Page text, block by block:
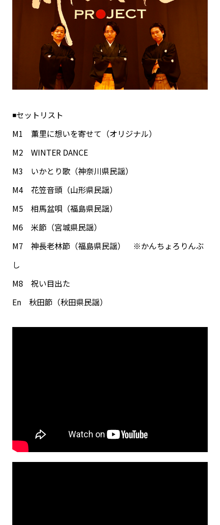
◾️セットリスト
M1 薫里に想いを寄せて（オリジナル）
M2 WINTER DANCE
M3 いかとり歌（神奈川県民謡）
M4 花笠音頭（山形県民謡）
M5 相馬盆唄（福島県民謡）
M6 米節（宮城県民謡）
M7 神長老林節（福島県民謡） ※かんちょろりんぶ
し
M8 祝い目出た
En 秋田節（秋田県民謡）